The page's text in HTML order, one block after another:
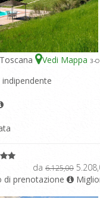
Vedi Mappa 3-
indipendente
da 6.125,00
di prenotazione